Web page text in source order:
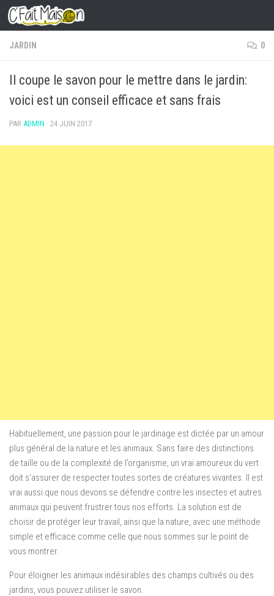
Skip to content
JARDIN 0
Il coupe le savon pour le mettre dans le jardin:
voici est un conseil efficace et sans frais
PAR ADMIN · 24 JUIN 2017
Habituellement, une passion pour le jardinage est dictée par un amour
plus général de la nature et les animaux. Sans faire des distinctions
de taille ou de la complexité de l’organisme, un vrai amoureux du vert
doit s’assurer de respecter toutes sortes de créatures vivantes. Il est
vrai aussi que nous devons se défendre contre les insectes et autres
animaux qui peuvent frustrer tous nos efforts. La solution est de
choisir de protéger leur travail, ainsi que la nature, avec une méthode
simple et efficace comme celle que nous sommes sur le point de
vous montrer.
Pour éloigner les animaux indésirables des champs cultivés ou des
jardins, vous pouvez utiliser le savon.